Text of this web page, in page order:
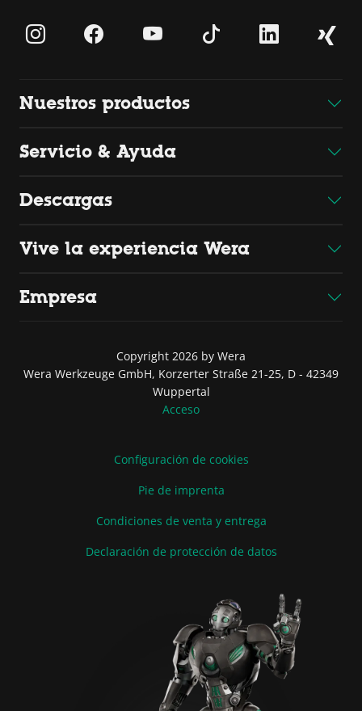
Nuestros productos
Servicio & Ayuda
Descargas
Vive la experiencia Wera
Empresa
Copyright 2026 by Wera
Wera Werkzeuge GmbH, Korzerter Straße 21-25, D - 42349
Wuppertal
Acceso
Configuración de cookies
Pie de imprenta
Condiciones de venta y entrega
Declaración de protección de datos